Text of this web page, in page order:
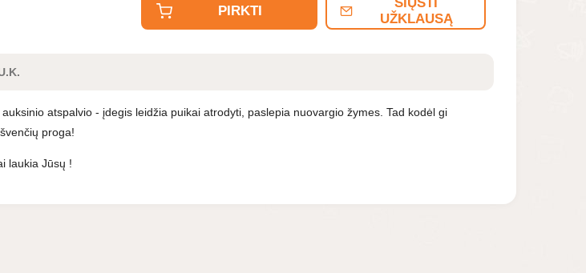
PIRKTI
UŽKLAUSĄ
atspalvio - įdegis leidžia puikai atrodyti, paslepia nuovargio žymes. Tad kodėl gi
proga!
laukia Jūsų !